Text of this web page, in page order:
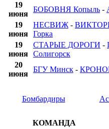
19
июня
БОБОВНЯ Копыль -
19
июня
НЕСВИЖ -
Горка
19
июня
СТАРЫЕ ДОРОГИ -
Солигорск
20
июня
БГУ Минск -
Бомбардиры
КОМАНДА